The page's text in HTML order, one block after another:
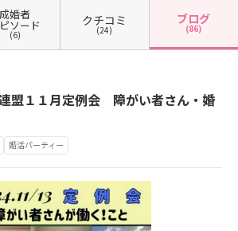
成婚者
ソード
(6)
クチコミ
(24)
ブログ
(86)
盟１１月定例会 障がい者さん・婚
婚活パーティー